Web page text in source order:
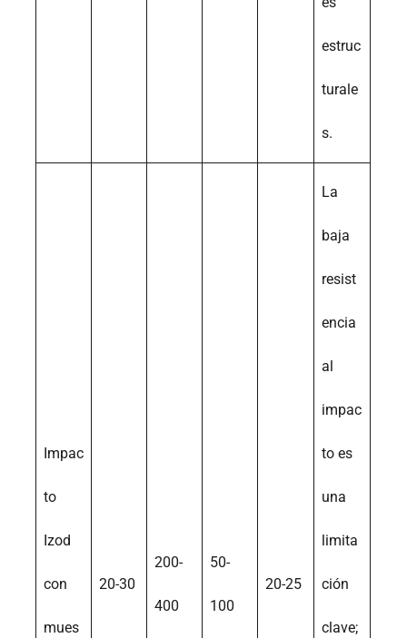
estruc
turale
s.
Impac
to
Izod
con
mues
20-30
200-
400
50-
100
20-25
La
baja
resist
encia
al
impac
to es
una
limita
ción
clave;